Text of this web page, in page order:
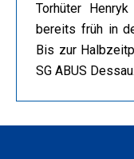
Torhüter
bereits früh in
Bis zur
SG ABUS